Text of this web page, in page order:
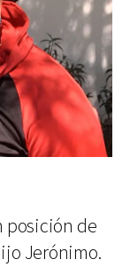
posición de
Jerónimo.